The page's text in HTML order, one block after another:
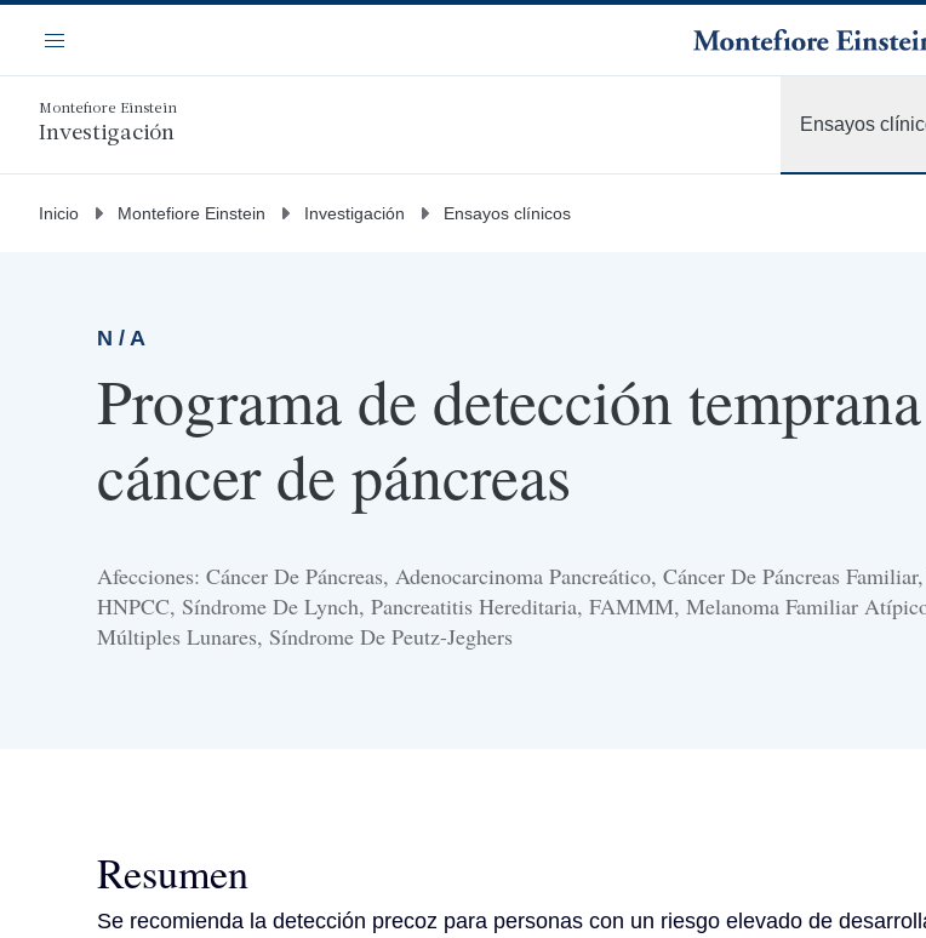
contenido
principal
Navegación
Menú
Montefiore Einstein
Investigación Ensayos
Inicio Montefiore Einstein Investigación Ensayos clínicos
N / A
Programa de detección
cáncer de páncreas
Afecciones: Cáncer De Páncreas, Adenocarcinoma Pancreático, Cáncer De Páncreas
HNPCC, Síndrome De Lynch, Pancreatitis Hereditaria, FAMMM, Melanoma Familiar
Múltiples Lunares, Síndrome De Peutz-Jeghers
Resumen
Se recomienda la detección precoz para personas con un riesgo elevado de